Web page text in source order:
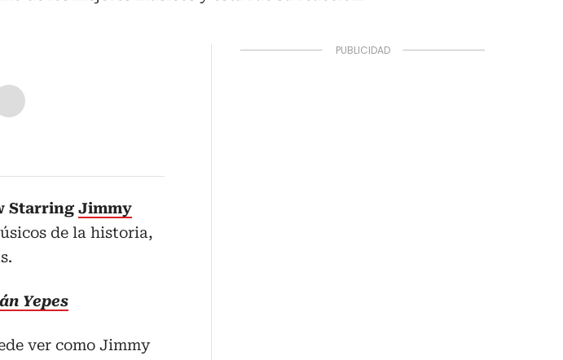
Starring Jimmy
de la historia,
Yepes
ver como Jimmy